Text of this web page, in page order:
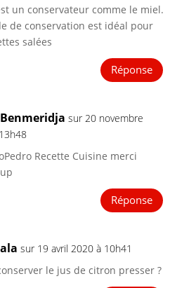
un conservateur comme le miel.
de conservation est idéal pour
salées
Réponse
sur 20 novembre
Recette Cuisine merci
Réponse
sur 19 avril 2020 à 10h41
le jus de citron presser ?